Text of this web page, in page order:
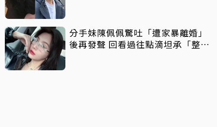
分手妹陳佩佩驚吐「遭家暴離婚」
後再發聲 回看過往點滴坦承「整天